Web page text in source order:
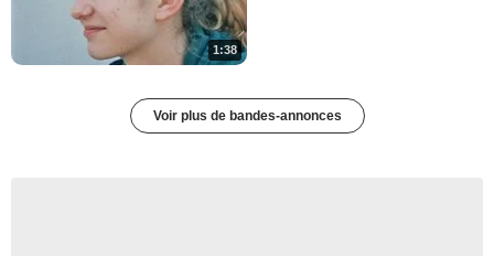
1:38
Voir plus de bandes-annonces